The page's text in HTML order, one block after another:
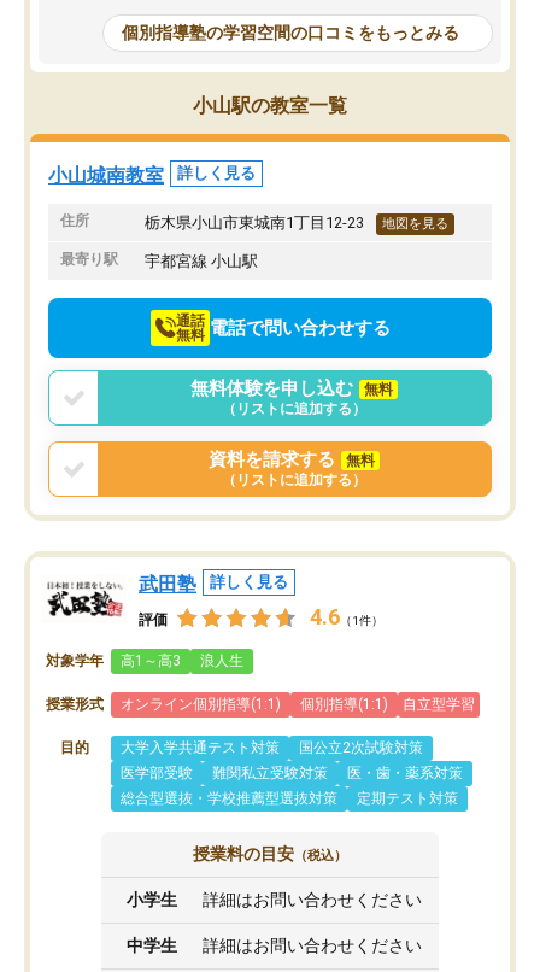
季節ごとの春季・夏季・冬季講習はも
ちろん、受験生専用の特別講習も充実
しています。最後までモチベーション
を維持して頑張れたのは、この塾のお
かげです。自信を持っておすすめでき
る塾です！
個別指導塾の学習空間の口コミをもっとみる
小山駅の教室一覧
小山城南教室 詳しく見る
住所 栃木県小山市東城南1丁目12-23 地図を見る
最寄り駅 宇都宮線 小山駅
通話
無料 電話で問い合わせする
無料体験を申し込む
無料
（リストに追加する）
資料を請求する
無料
（リストに追加する）
武田塾 詳しく見る
評価 4.6 （1件）
対象学年 高1～高3 浪人生
授業形式 オンライン個別指導(1:1) 個別指導(1:1) 自立型学習
目的 大学入学共通テスト対策
国公立2次試験対策
医学部受験
難関私立受験対策
医・歯・薬系対策
総合型選抜・学校推薦型選抜対策
定期テスト対策
授業料の目安 （税込）
小学生 詳細はお問い合わせください
中学生 詳細はお問い合わせください